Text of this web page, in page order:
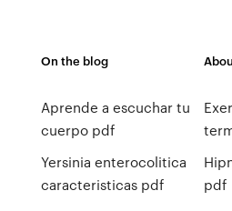
On the blog
Aprende a escuchar tu
cuerpo pdf
Yersinia enterocolitica
caracteristicas pdf
pdf